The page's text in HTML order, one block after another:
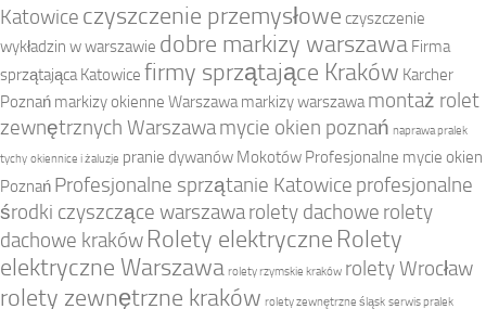
Katowice czyszczenie przemysłowe czyszczenie
wykładzin w warszawie dobre markizy warszawa Firma
sprzątająca Katowice firmy sprzątające Kraków Karcher
Poznań markizy okienne Warszawa markizy warszawa montaż rolet
zewnętrznych Warszawamycie okien poznań naprawa pralek
tychy okiennice i żaluzje pranie dywanów Mokotów Profesjonalne mycie okien
Poznań Profesjonalne sprzątanie Katowice profesjonalne
środki czyszczące warszawarolety dachowe rolety
dachowe kraków Rolety elektryczne Rolety
elektryczne Warszawa rolety rzymskie kraków rolety Wrocław
rolety zewnętrzne kraków rolety zewnętrzne śląsk serwis pralek